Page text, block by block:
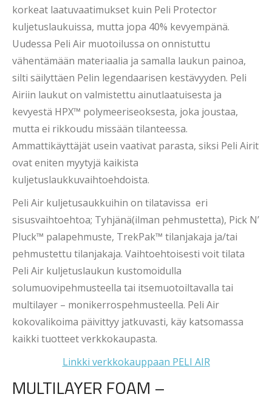
korkeat laatuvaatimukset kuin Peli Protector
kuljetuslaukuissa, mutta jopa 40% kevyempänä.
Uudessa Peli Air muotoilussa on onnistuttu
vähentämään materiaalia ja samalla laukun painoa,
silti säilyttäen Pelin legendaarisen kestävyyden. Peli
Airiin laukut on valmistettu ainutlaatuisesta ja
kevyestä HPX™ polymeeriseoksesta, joka joustaa,
mutta ei rikkoudu missään tilanteessa.
Ammattikäyttäjät usein vaativat parasta, siksi Peli Airit
ovat eniten myytyjä kaikista
kuljetuslaukkuvaihtoehdoista.
Peli Air kuljetusaukkuihin on tilatavissa eri
sisusvaihtoehtoa; Tyhjänä(ilman pehmustetta), Pick N’
Pluck™ palapehmuste, TrekPak™ tilanjakaja ja/tai
pehmustettu tilanjakaja. Vaihtoehtoisesti voit tilata
Peli Air kuljetuslaukun kustomoidulla
solumuovipehmusteella tai itsemuotoiltavalla tai
multilayer – monikerrospehmusteella. Peli Air
kokovalikoima päivittyy jatkuvasti, käy katsomassa
kaikki tuotteet verkkokaupasta.
Linkki verkkokauppaan PELI AIR
MULTILAYER FOAM –